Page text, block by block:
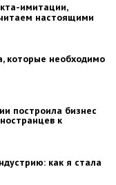
имитации,
настоящими
которые необходимо
как я стала
построила бизнес
к